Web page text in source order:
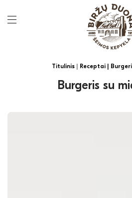
Titulinis Receptai |
Burgeris su